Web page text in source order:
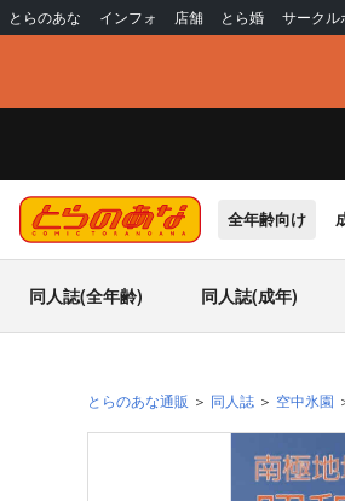
とらのあな インフォ 店舗 とら婚 サークル
全年齢向け
同人誌(全年齢) 同人誌(成年)
とらのあな通販 同人誌 空中氷園